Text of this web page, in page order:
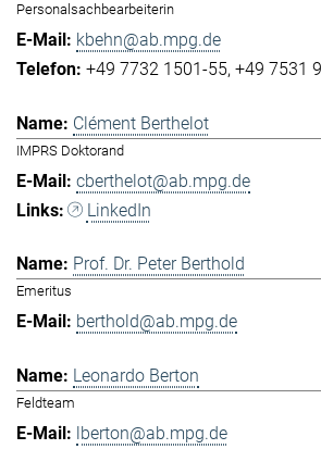
Personalsachbearbeiterin
kbehn@ab.mpg.de
+49 7732 1501-55 +49 7531
Clément Berthelot
IMPRS Doktorand
cberthelot@ab.mpg.de
LinkedIn
Prof. Dr. Peter Berthold
Emeritus
berthold@ab.mpg.de
Leonardo Berton
Feldteam
lberton@ab.mpg.de